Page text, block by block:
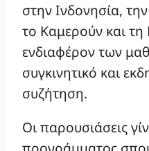
στην Ινδονησία,
το Καμερούν και
ενδιαφέρον των
συγκινητικό και
συζήτηση.
Οι παρουσιάσεις